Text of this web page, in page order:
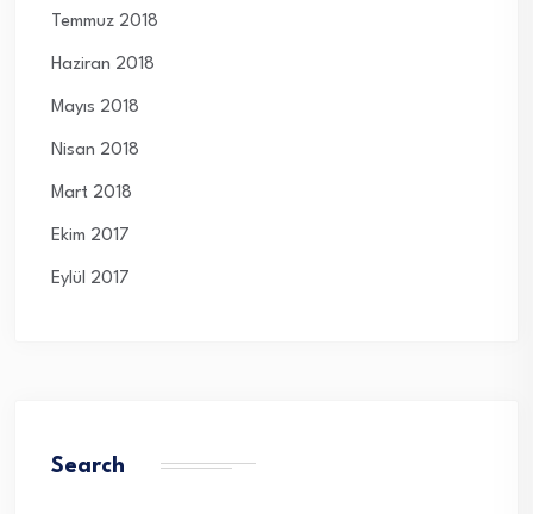
Temmuz 2018
Haziran 2018
Mayıs 2018
Nisan 2018
Mart 2018
Ekim 2017
Eylül 2017
Search